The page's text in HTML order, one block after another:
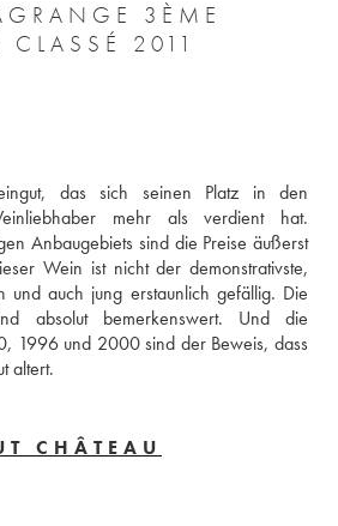
3ÈME
GRAND CRU CLASSÉ 2011
das sich seinen Platz in den
mehr als verdient hat.
Anbaugebiets sind die Preise äußerst
Wein ist nicht der demonstrativste,
und auch jung erstaunlich gefällig. Die
absolut bemerkenswert. Und die
1996 und 2000 sind der Beweis, dass
altert.
CHÂTEAU